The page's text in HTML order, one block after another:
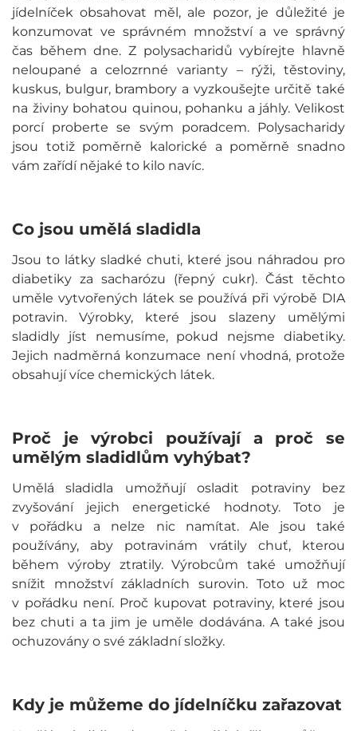
jídelníček obsahovat měl, ale pozor, je důležité je
konzumovat ve správném množství a ve správný
čas během dne. Z polysacharidů vybírejte hlavně
neloupané a celozrnné varianty – rýži, těstoviny,
kuskus, bulgur, brambory a vyzkoušejte určitě také
na živiny bohatou quinou, pohanku a jáhly. Velikost
porcí proberte se svým poradcem. Polysacharidy
jsou totiž poměrně kalorické a poměrně snadno
vám zařídí nějaké to kilo navíc.
Co jsou umělá sladidla
Jsou to látky sladké chuti, které jsou náhradou pro
diabetiky za sacharózu (řepný cukr). Část těchto
uměle vytvořených látek se používá při výrobě DIA
potravin. Výrobky, které jsou slazeny umělými
sladidly jíst nemusíme, pokud nejsme diabetiky.
Jejich nadměrná konzumace není vhodná, protože
obsahují více chemických látek.
Proč je výrobci používají a proč se
umělým sladidlům vyhýbat?
Umělá sladidla umožňují osladit potraviny bez
zvyšování jejich energetické hodnoty. Toto je
v pořádku a nelze nic namítat. Ale jsou také
používány, aby potravinám vrátily chuť, kterou
během výroby ztratily. Výrobcům také umožňují
snížit množství základních surovin. Toto už moc
v pořádku není. Proč kupovat potraviny, které jsou
bez chuti a ta jim je uměle dodávána. A také jsou
ochuzovány o své základní složky.
Kdy je můžeme do jídelníčku zařazovat